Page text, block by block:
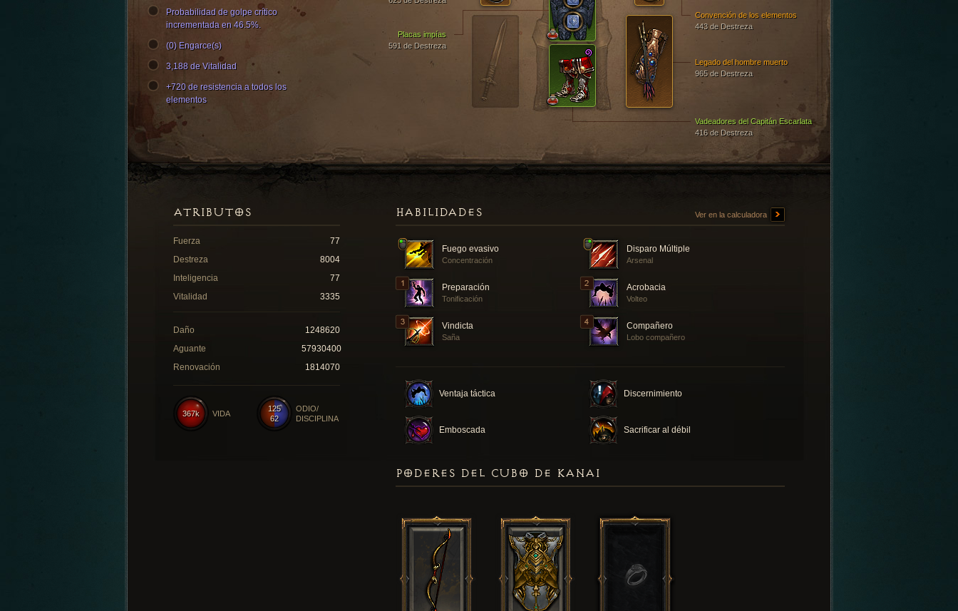
Vadeadores del Capitán Escarlata
416 de Destreza
Placas impías
591 de Destreza
Legado del hombre muerto
965 de Destreza
Convención de los elementos
443 de Destreza
Probabilidad de golpe crítico
incrementada en 46.5%.
(0) Engarce(s)
3,188 de Vitalidad
+720 de resistencia a todos los
elementos
HABILIDADES Ver en la calculadora
Fuego evasivo
Concentración
Disparo Múltiple
Arsenal
Preparación
Tonificación
Acrobacia
Volteo
Vindicta
Saña
Compañero
Lobo compañero
Ventaja táctica Discernimiento
Emboscada Sacrificar al débil
ATRIBUTOS
Fuerza
77
Destreza
8004
Inteligencia
77
Vitalidad
3335
Daño
1248620
Aguante
57930400
Renovación
1814070
125
62
ODIO/
DISCIPLINA
367k VIDA
PODERES DEL CUBO DE KANAI